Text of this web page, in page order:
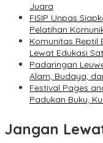
Juara
FISIP Unpas
Pelatihan
Komunitas Reptil
Lewat Edukasi
Padaringan
Alam, Budaya,
Festival Pages
Padukan Buku,
Jangan